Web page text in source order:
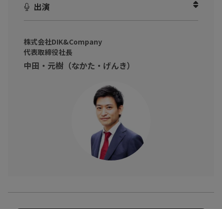
めにExcelの基本操作について解説を頂きました。
しながら学ぶことが出来ます。
#3では、Excelにおいて最も大切な「セルの移動、選択、編集」に
出演
株式会社DIK&Company
代表取締役社長
中田・元樹（なかた・げんき）